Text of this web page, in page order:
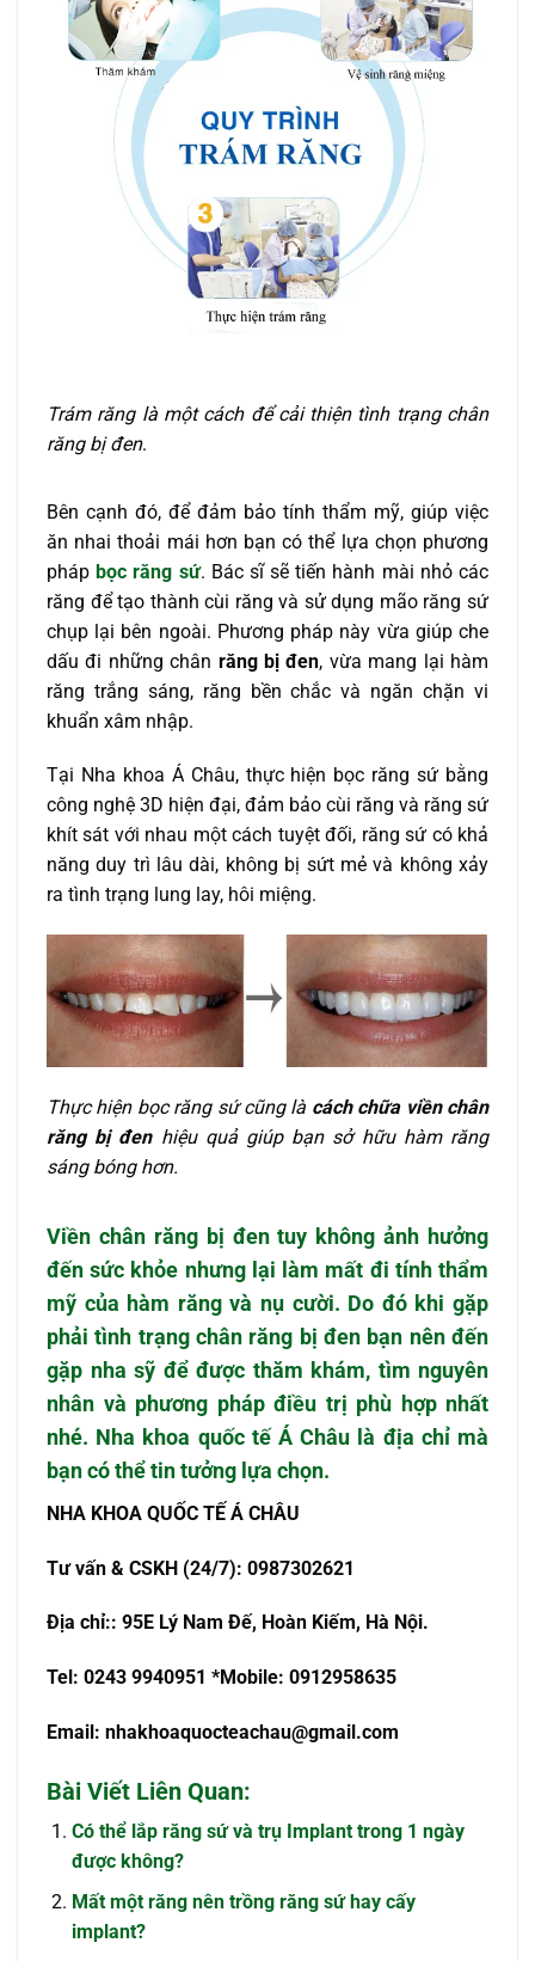
Trám răng là một cách để cải thiện tình trạng chân
răng bị đen.
Bên cạnh đó, để đảm bảo tính thẩm mỹ, giúp việc
ăn nhai thoải mái hơn bạn có thể lựa chọn phương
phápbọc răng sứ. Bác sĩ sẽ tiến hành mài nhỏ các
răng để tạo thành cùi răng và sử dụng mão răng sứ
chụp lại bên ngoài. Phương pháp này vừa giúp che
dấu đi những chân răng bị đen, vừa mang lại hàm
răng trắng sáng, răng bền chắc và ngăn chặn vi
khuẩn xâm nhập.
Tại Nha khoa Á Châu, thực hiện bọc răng sứ bằng
công nghệ 3D hiện đại, đảm bảo cùi răng và răng sứ
khít sát với nhau một cách tuyệt đối, răng sứ có khả
năng duy trì lâu dài, không bị sứt mẻ và không xảy
ra tình trạng lung lay, hôi miệng.
Thực hiện bọc răng sứ cũng là cách chữa viền chân
răng bị đenhiệu quả giúp bạn sở hữu hàm răng
sáng bóng hơn.
Viền chân răng bị đen tuy không ảnh hưởng
đến sức khỏe nhưng lại làm mất đi tính thẩm
mỹ của hàm răng và nụ cười. Do đó khi gặp
phải tình trạng chân răng bị đen bạn nên đến
gặp nha sỹ để được thăm khám, tìm nguyên
nhân và phương pháp điều trị phù hợp nhất
nhé. Nha khoa quốc tế Á Châu là địa chỉ mà
bạn có thể tin tưởng lựa chọn.
NHA KHOA QUỐC TẾ Á CHÂU
Tưvấn & CSKH (24/7): 0987302621
Địa chỉ:: 95E Lý Nam Đế, Hoàn Kiếm, Hà Nội.
Tel: 0243 9940951 *Mobile: 0912958635
Email: nhakhoaquocteachau@gmail.com
Bài Viết Liên Quan:
Có thể lắp răng sứ và trụ Implant trong 1 ngày
được không?
Mất một răng nên trồng răng sứ hay cấy
implant?